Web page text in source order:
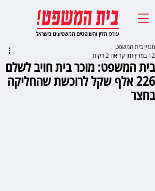
עורכי הדין והשופטים המשפיעים בישראל
בית המשפט: מוכר בית חויב לשלם
226 אלף שקל לרוכשת שהחליקה
בחצר
מגזין בית המשפט
12 במרץ
זמן קריאה 2 דקות